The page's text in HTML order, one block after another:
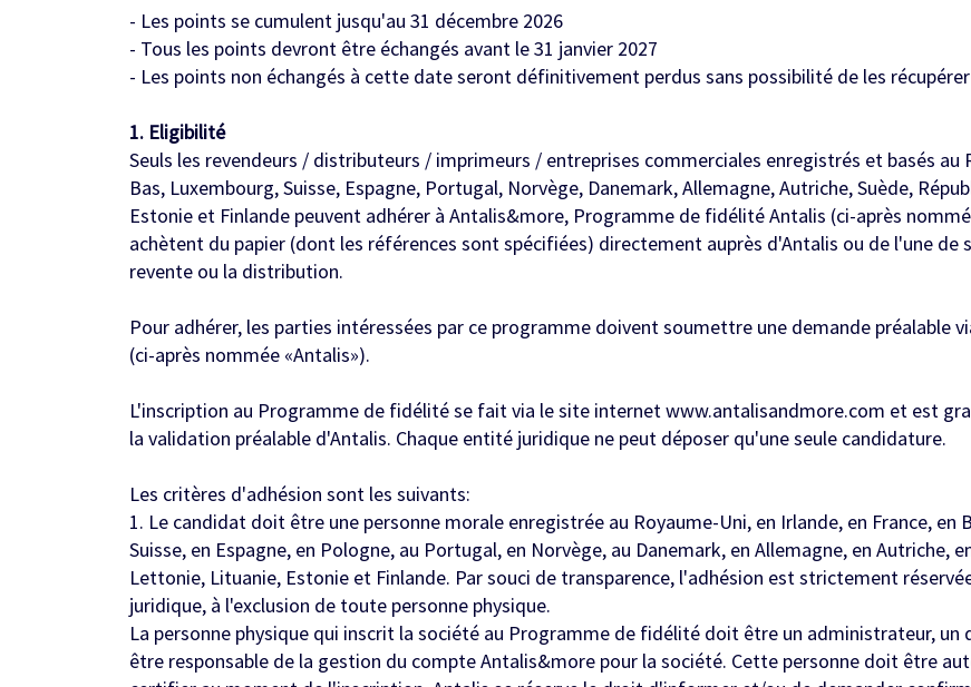
- Les points se cumulent jusqu'au 31 décembre 2026
- Tous les points devront être échangés avant le 31 janvier 2027
- Les points non échangés à cette date seront définitivement perdus sans possibilité de les récupérer
1. Eligibilité
Seuls les revendeurs / distributeurs / imprimeurs / entreprises commerciales enregistrés et basés au
Bas, Luxembourg, Suisse, Espagne, Portugal, Norvège, Danemark, Allemagne, Autriche, Suède,
Estonie et Finlande peuvent adhérer à Antalis&more, Programme de fidélité Antalis (ci-après
achètent du papier (dont les références sont spécifiées) directement auprès d'Antalis ou de l'une de
revente ou la distribution.
Pour adhérer, les parties intéressées par ce programme doivent soumettre une demande préalable
(ci-après nommée «Antalis»).
L'inscription au Programme de fidélité se fait via le site internet www.antalisandmore.com et est
la validation préalable d'Antalis. Chaque entité juridique ne peut déposer qu'une seule candidature.
Les critères d'adhésion sont les suivants:
1. Le candidat doit être une personne morale enregistrée au Royaume-Uni, en Irlande, en France, en
Suisse, en Espagne, en Pologne, au Portugal, en Norvège, au Danemark, en Allemagne, en Autriche,
Lettonie, Lituanie, Estonie et Finlande. Par souci de transparence, l'adhésion est strictement
juridique, à l'exclusion de toute personne physique.
La personne physique qui inscrit la société au Programme de fidélité doit être un administrateur,
être responsable de la gestion du compte Antalis&more pour la société. Cette personne doit être